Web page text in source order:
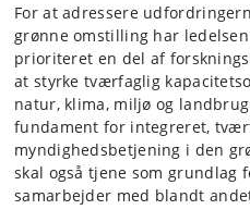
For at adressere
grønne omstilling har
prioriteret en del af
at styrke tværfaglig
natur, klima, miljø og
fundament for integreret,
myndighedsbetjening i den
skal også tjene som grundlag
samarbejder med blandt